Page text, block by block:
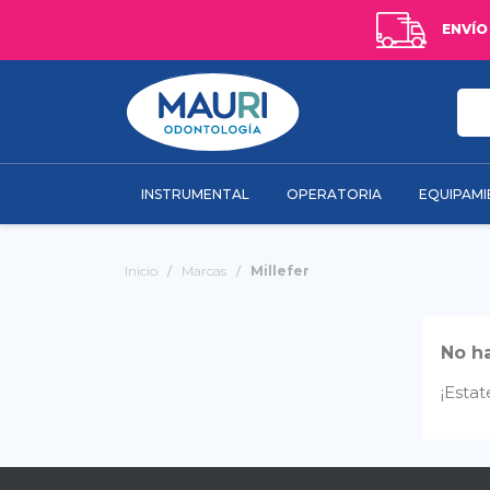
INSTRUMENTAL OPERATORIA
Inicio Marcas Millefer
No